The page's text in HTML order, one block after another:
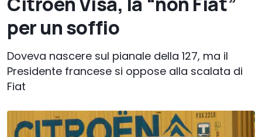
per un soffio
Doveva nascere sul pianale della 127, ma il
Presidente francese si oppose alla scalata di
Fiat